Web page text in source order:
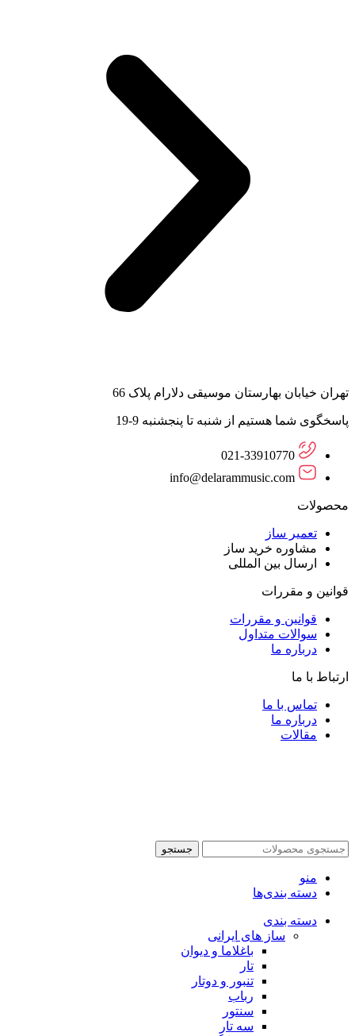
تهران خیابان بهارستان موسیقی دلارام پلاک 66
پاسخگوی شما هستیم از شنبه تا پنجشنبه 9-19
021-33910770
info@delarammusic.com
محصولات
تعمیر ساز
مشاوره خرید ساز
ارسال بین المللی
قوانین و مقررات
قوانین و مقررات
سوالات متداول
درباره ما
ارتباط با ما
تماس با ما
درباره ما
مقالات
جستجو
منو
دسته بندی‌ها
دسته بندی
ساز های ایرانی
باغلاما و دیوان
تار
تنبور و دوتار
رباب
سنتور
سه تار